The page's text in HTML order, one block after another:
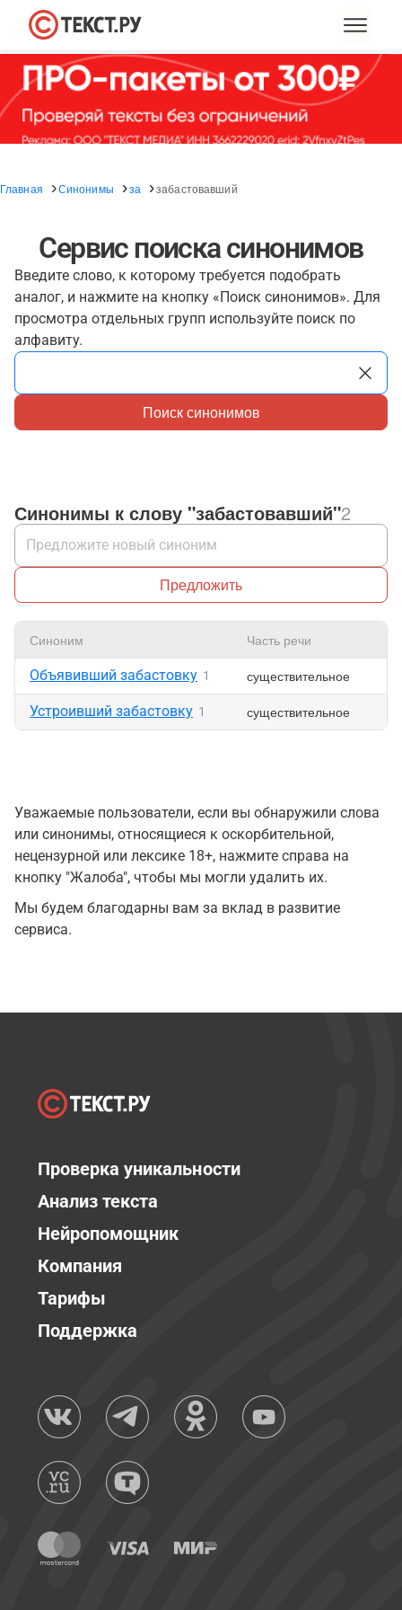
Главная Синонимы за забастовавший
Сервис поиска синонимов
Введите слово, к которому требуется подобрать
аналог, и нажмите на кнопку «Поиск синонимов». Для
просмотра отдельных групп используйте поиск по
алфавиту.
Поиск синонимов
Синонимы к слову "забастовавший"2
Предложить
Синоним Часть речи
Объявивший забастовку 1 существительное
Устроивший забастовку 1 существительное
Уважаемые пользователи, если вы обнаружили слова
или синонимы, относящиеся к оскорбительной,
нецензурной или лексике 18+, нажмите справа на
кнопку "Жалоба", чтобы мы могли удалить их.
Мы будем благодарны вам за вклад в развитие
сервиса.
Проверка уникальности
Анализ текста
Нейропомощник
Компания
Тарифы
Поддержка